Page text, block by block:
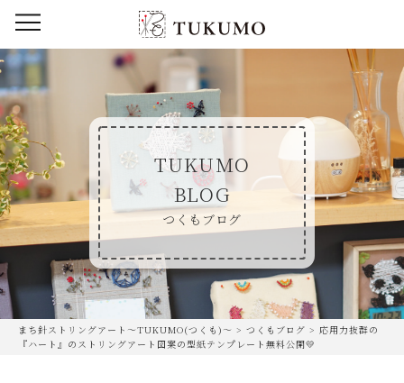
TUKUMO
BLOG
つくもブログ
まち針ストリングアート〜TUKUMO(つくも)〜 > つくもブログ > 応用力抜群の
『ハート』のストリングアート図案の型紙テンプレート無料公開💛